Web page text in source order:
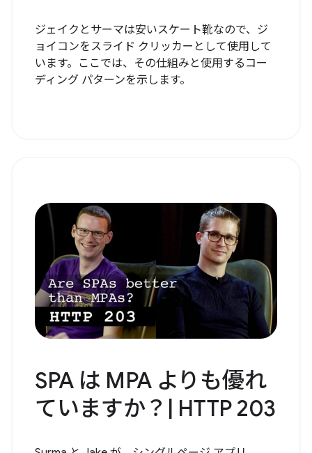
ジェイクとサーマは安いスケート靴なので、ジ
ョイコンをスライド クリッカーとして使用して
います。ここでは、その仕組みと使用するコー
ディング パターンを示します。
SPA は MPA よりも優れ
ていますか？| HTTP 203